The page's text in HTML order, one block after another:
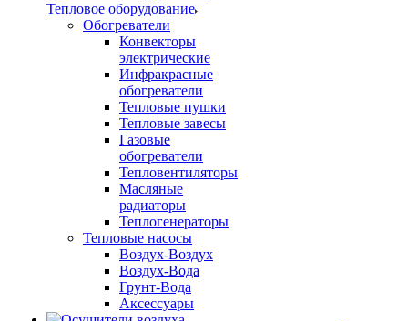
Тепловое оборудование
Обогреватели
Конвекторы
электрические
Инфракрасные
обогреватели
Тепловые пушки
Тепловые завесы
Газовые
обогреватели
Тепловентиляторы
Масляные
радиаторы
Теплогенераторы
Тепловые насосы
Воздух-Воздух
Воздух-Вода
Грунт-Вода
Аксессуары